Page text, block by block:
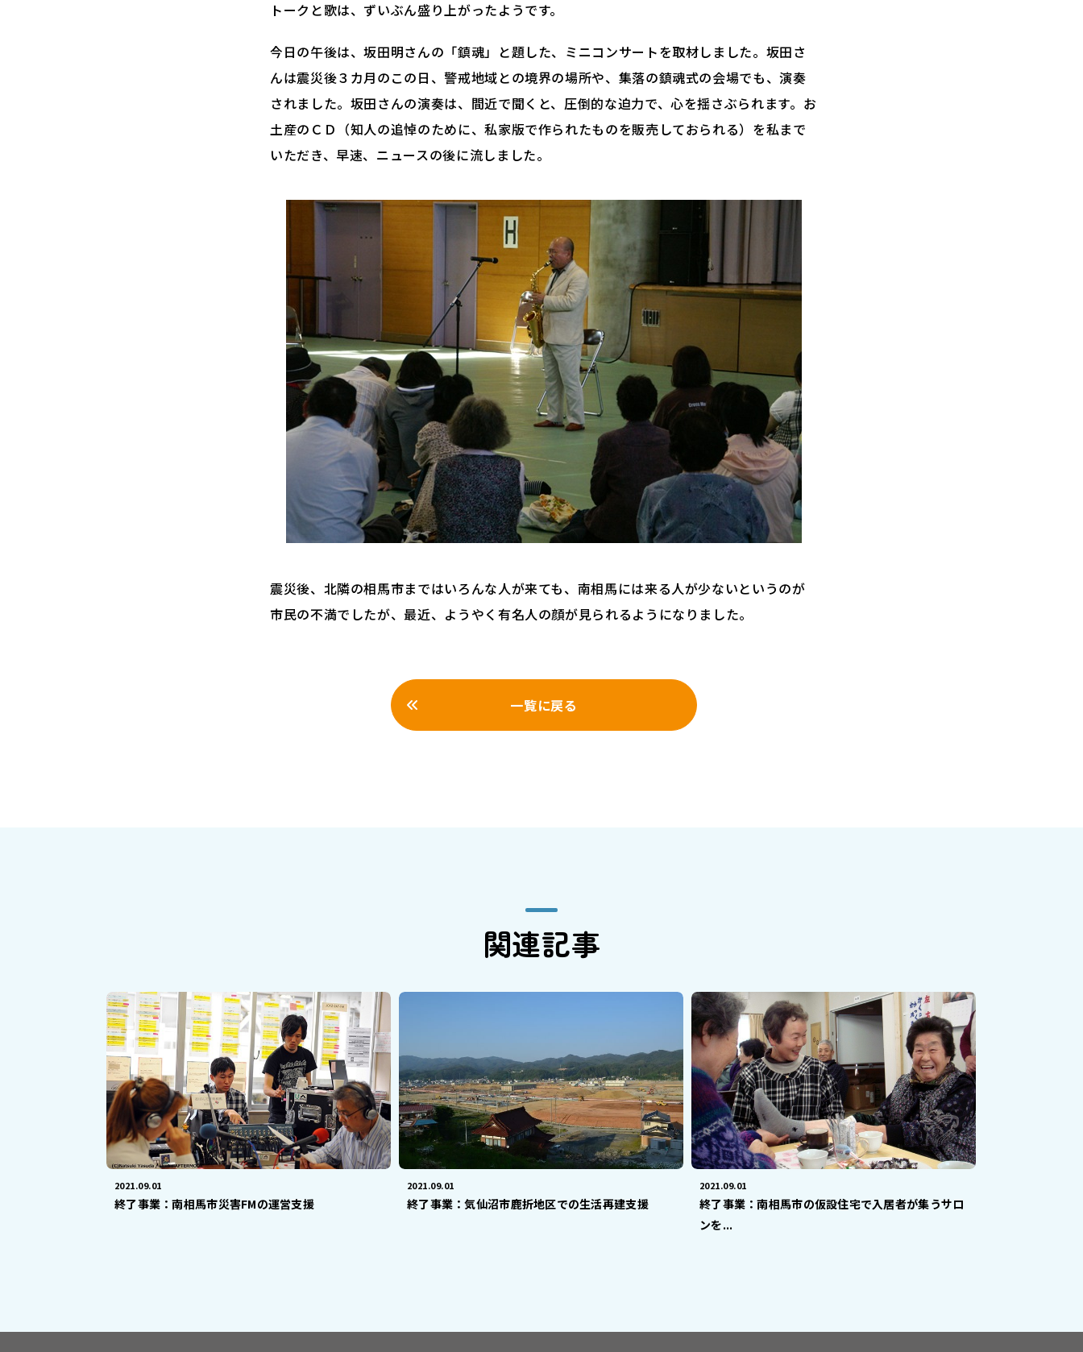
トークと歌は、ずいぶん盛り上がったようです。
今日の午後は、坂田明さんの「鎮魂」と題した、ミニコンサートを取材しました。坂田さ
んは震災後３カ月のこの日、警戒地域との境界の場所や、集落の鎮魂式の会場でも、演奏
されました。坂田さんの演奏は、間近で聞くと、圧倒的な迫力で、心を揺さぶられます。お
土産のＣＤ（知人の追悼のために、私家版で作られたものを販売しておられる）を私まで
いただき、早速、ニュースの後に流しました。
震災後、北隣の相馬市まではいろんな人が来ても、南相馬には来る人が少ないというのが
市民の不満でしたが、最近、ようやく有名人の顔が見られるようになりました。
一覧に戻る
関連記事
2021.09.01
終了事業：南相馬市災害FMの運営支援
2021.09.01
終了事業：気仙沼市鹿折地区での生活再建支援
2021.09.01
終了事業：南相馬市の仮設住宅で入居者が集うサロ
ンを...